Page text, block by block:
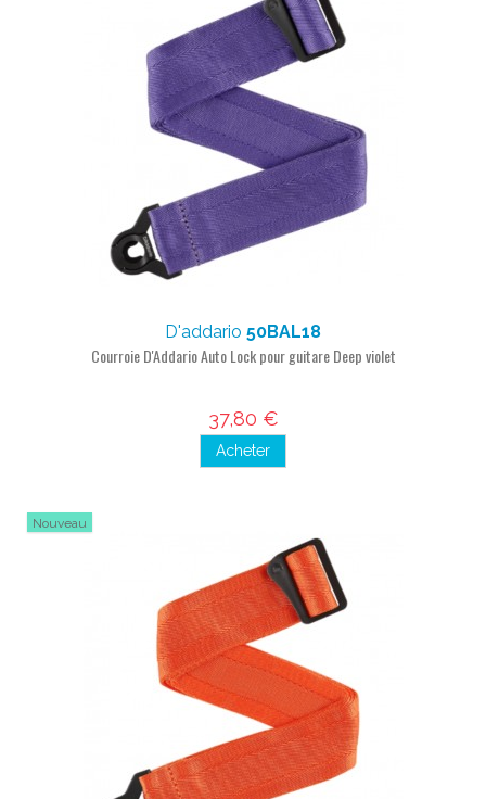
D'addario 50BAL18
Courroie D'Addario Auto Lock pour guitare Deep violet
37,80 €
Acheter
Nouveau